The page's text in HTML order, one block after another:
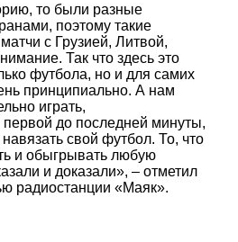
то были разные
поэтому такие
с Грузией, Литвой,
Так что здесь это
футбола, но и для самих
принципиально. А нам
играть,
первой до последней минуты,
свой футбол. То, что
и обыгрывать любую
и доказали», – отметил
радиостанции «Маяк».